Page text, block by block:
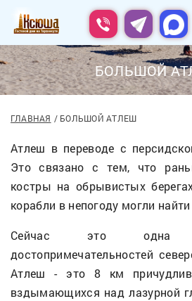
БОЛЬШОЙ
ГЛАВНАЯ БОЛЬШОЙ АТЛЕШ
Атлеш в переводе с
Это связано с тем, что
костры на обрывистых
корабли в непогоду могли найти
Сейчас это одна
достопримечательностей
Атлеш - это 8 км
вздымающихся над лазурной